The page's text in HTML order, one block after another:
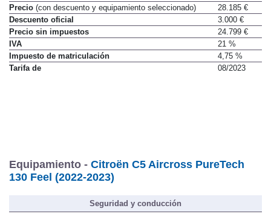
Precio (con descuento y equipamiento seleccionado)
28.185 €
Descuento oficial
3.000 €
Precio sin impuestos
24.799 €
IVA
21 %
Impuesto de matriculación
4,75 %
Tarifa de
08/2023
Equipamiento - Citroën C5 Aircross PureTech
130 Feel (2022-2023)
Seguridad y conducción